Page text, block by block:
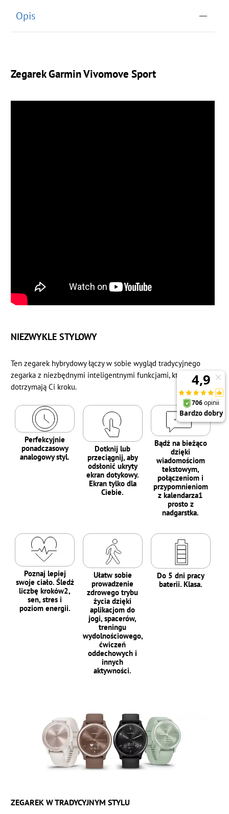
Opis
Zegarek Garmin Vivomove Sport
NIEZWYKLE STYLOWY
Ten zegarek hybrydowy łączy w sobie wygląd tradycyjnego
zegarka z niezbędnymi inteligentnymi funkcjami, które zawsze
dotrzymają Ci kroku.
Perfekcyjnie
ponadczasowy
analogowy styl.
Dotknij lub
przeciągnij, aby
odsłonić ukryty
ekran dotykowy.
Ekran tylko dla
Ciebie.
Bądź na bieżąco
dzięki
wiadomościom
tekstowym,
połączeniom i
przypomnieniom
z kalendarza1
prosto z
nadgarstka.
Poznaj lepiej
swoje ciało. Śledź
liczbę kroków2,
sen, stres i
poziom energii.
Ułatw sobie
prowadzenie
zdrowego trybu
życia dzięki
aplikacjom do
jogi, spacerów,
treningu
wydolnościowego,
ćwiczeń
oddechowych i
innych
aktywności.
Do 5 dni pracy
baterii. Klasa.
ZEGAREK W TRADYCYJNYM STYLU